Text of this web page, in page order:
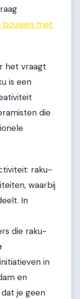
bouwen met
het vraagt
is een
die
raku-
waarbij
In
die raku-
in
en
je geen